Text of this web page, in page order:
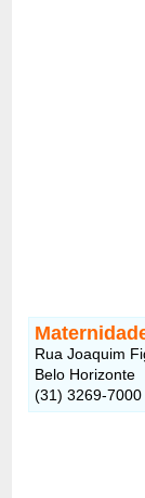
Rua Joaquim
Belo Horizonte
(31) 3269-7000